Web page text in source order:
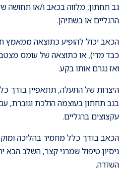
גב תחתון, מלווה בכאב ו/או תחושה
הרגליים או בשתיהן.
הכאב יכול להופיע כתוצאה
כבד מדי), או כתוצאה של עומס
ואז נגרם אותו בקע.
היצרות של התעלה, תתאפיין בדרך
בגב תחתון בעוצמה הולכת וגוברת,
עקצוצים ברגליים.
הכאב בדרך כלל מחמיר בהליכה
ניסיון טיפול שמרני קצר, השלב הבא
השדרה.